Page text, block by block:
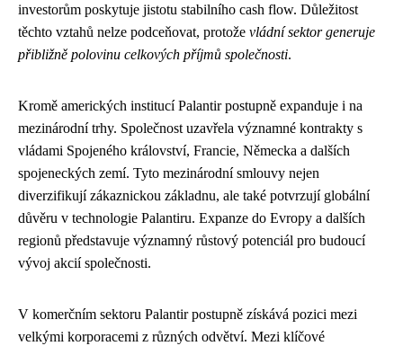
investorům poskytuje jistotu stabilního cash flow. Důležitost
těchto vztahů nelze podceňovat, protože vládní sektor generuje
přibližně polovinu celkových příjmů společnosti.
Kromě amerických institucí Palantir postupně expanduje i na
mezinárodní trhy. Společnost uzavřela významné kontrakty s
vládami Spojeného království, Francie, Německa a dalších
spojeneckých zemí. Tyto mezinárodní smlouvy nejen
diverzifikují zákaznickou základnu, ale také potvrzují globální
důvěru v technologie Palantiru. Expanze do Evropy a dalších
regionů představuje významný růstový potenciál pro budoucí
vývoj akcií společnosti.
V komerčním sektoru Palantir postupně získává pozici mezi
velkými korporacemi z různých odvětví. Mezi klíčové